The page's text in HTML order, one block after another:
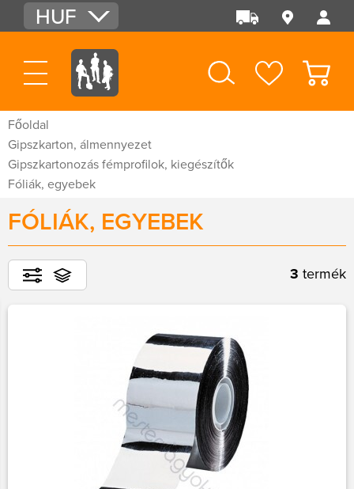
HUF
EUR
USD
Főoldal
Gipszkarton, álmennyezet
Gipszkartonozás fémprofilok, kiegészítők
Fóliák, egyebek
FÓLIÁK, EGYEBEK
3 termék